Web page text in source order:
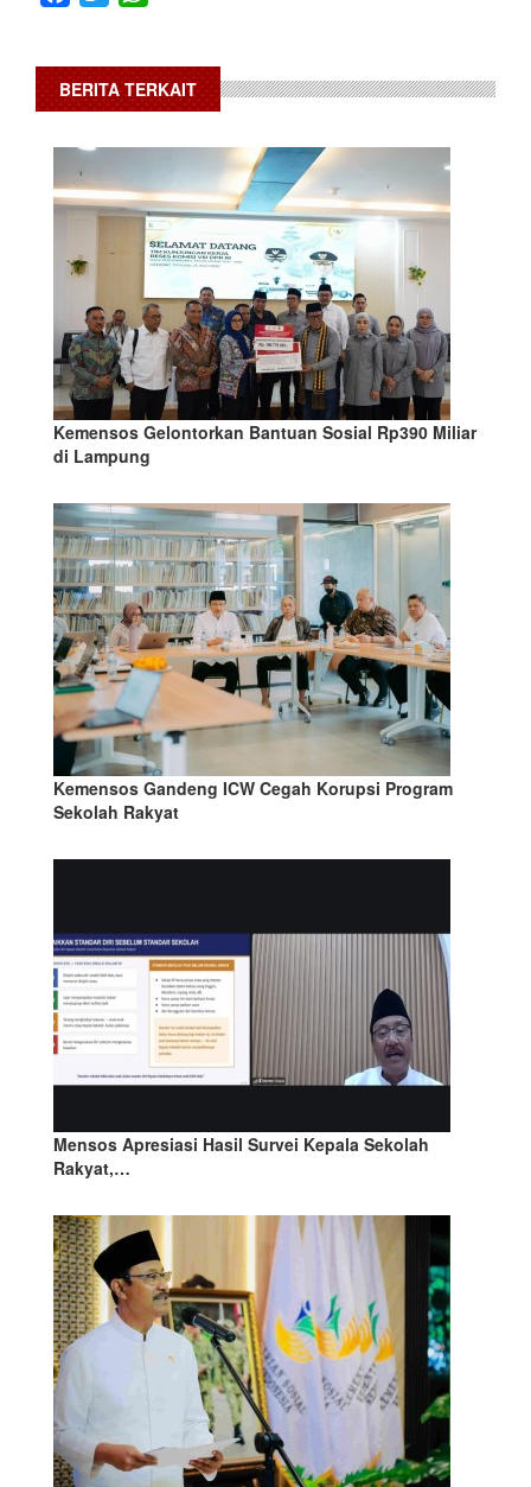
BERITA TERKAIT
Kemensos Gelontorkan Bantuan Sosial Rp390 Miliar
di Lampung
Kemensos Gandeng ICW Cegah Korupsi Program
Sekolah Rakyat
Mensos Apresiasi Hasil Survei Kepala Sekolah
Rakyat,…